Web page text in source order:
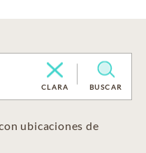
CLARA BUSCAR
ubicaciones de